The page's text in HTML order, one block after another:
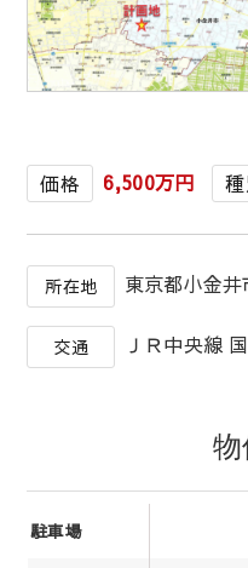
価格 6,500万円
所在地 東京都小金
交通 ＪＲ中央線
物
駐車場